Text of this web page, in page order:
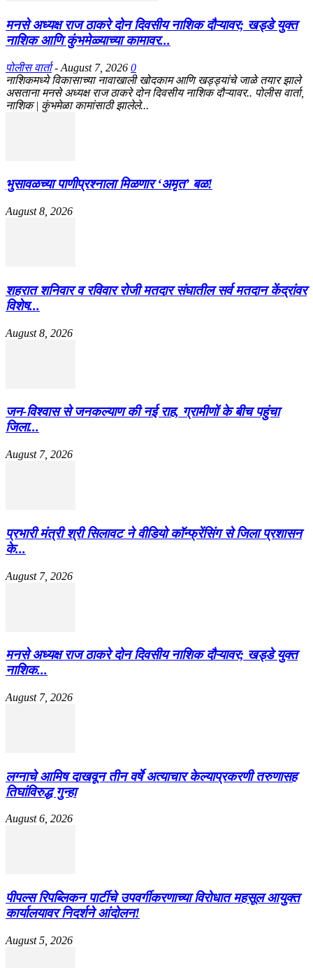
मनसे अध्यक्ष राज ठाकरे दोन दिवसीय नाशिक दौऱ्यावर; खड्डे युक्त
नाशिक आणि कुंभमेळ्याच्या कामावर...
पोलीस वार्ता - August 7, 2026 0
नाशिकमध्ये विकासाच्या नावाखाली खोदकाम आणि खड्ड्यांचे जाळे तयार झाले
असताना मनसे अध्यक्ष राज ठाकरे दोन दिवसीय नाशिक दौऱ्यावर.. पोलीस वार्ता,
नाशिक | कुंभमेळा कामांसाठी झालेले...
भुसावळच्या पाणीप्रश्नाला मिळणार ‘अमृत’ बळ!
August 8, 2026
शहरात शनिवार व रविवार रोजी मतदार संघातील सर्व मतदान केंद्रांवर
विशेष...
August 8, 2026
जन-विश्वास से जनकल्याण की नई राह, ग्रामीणों के बीच पहुंचा
जिला...
August 7, 2026
प्रभारी मंत्री श्री सिलावट ने वीडियो कॉन्फ्रेंसिंग से जिला प्रशासन
के...
August 7, 2026
मनसे अध्यक्ष राज ठाकरे दोन दिवसीय नाशिक दौऱ्यावर; खड्डे युक्त
नाशिक...
August 7, 2026
लग्नाचे आमिष दाखवून तीन वर्षे अत्याचार केल्याप्रकरणी तरुणासह
तिघांविरुद्ध गुन्हा
August 6, 2026
पीपल्स रिपब्लिकन पार्टीचे उपवर्गीकरणाच्या विरोधात महसूल आयुक्त
कार्यालयावर निदर्शने आंदोलन!
August 5, 2026